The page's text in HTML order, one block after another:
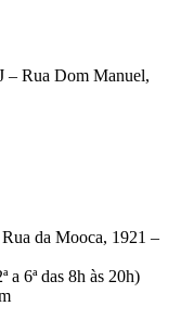
– Rua Dom Manuel,
da Mooca, 1921 –
a 6ª das 8h às 20h)